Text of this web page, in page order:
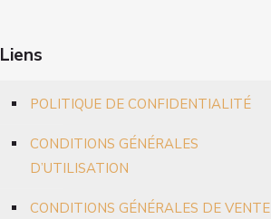
Liens
POLITIQUE DE CONFIDENTIALITÉ
CONDITIONS GÉNÉRALES
D’UTILISATION
CONDITIONS GÉNÉRALES DE VENTE